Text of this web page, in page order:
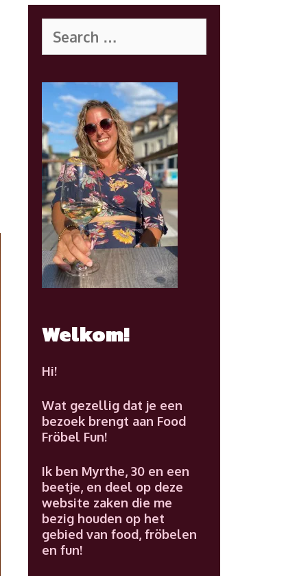
for:
Welkom!
Hi!
Wat gezellig dat je een
bezoek brengt aan Food
Fröbel Fun!
Ik ben Myrthe, 30 en een
beetje, en deel op deze
website zaken die me
bezig houden op het
gebied van food, fröbelen
en fun!